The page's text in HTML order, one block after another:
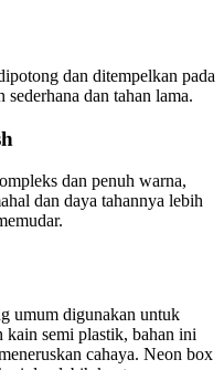
dan ditempelkan pada
dan tahan lama.
dan penuh warna,
dan daya tahannya lebih
umum digunakan untuk
kain semi plastik, bahan ini
cahaya. Neon box